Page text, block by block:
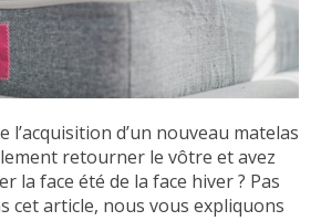
l’acquisition d’un nouveau matelas
retourner le vôtre et avez
la face été de la face hiver ? Pas
cet article, nous vous expliquons